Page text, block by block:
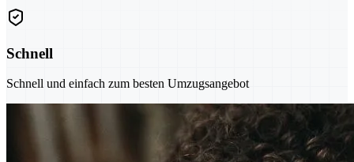
Schnell
Schnell und einfach zum besten Umzugsangebot